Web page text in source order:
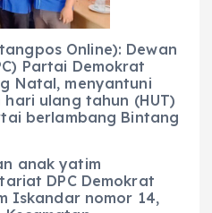
Online): Dewan
Partai Demokrat
Natal, menyantuni
ulang tahun (HUT)
berlambang Bintang
anak yatim
DPC Demokrat
Iskandar nomor 14,